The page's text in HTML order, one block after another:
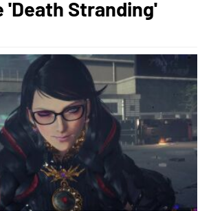
'Death Stranding'